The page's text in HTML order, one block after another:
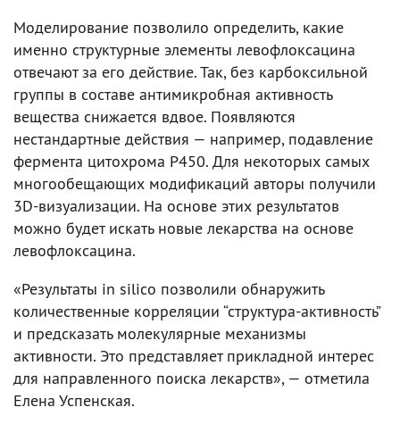
Моделирование позволило определить, какие
именно структурные элементы левофлоксацина
отвечают за его действие. Так, без карбоксильной
группы в составе антимикробная активность
вещества снижается вдвое. Появляются
нестандартные действия — например, подавление
фермента цитохрома P450. Для некоторых самых
многообещающих модификаций авторы получили
3D-визуализации. На основе этих результатов
можно будет искать новые лекарства на основе
левофлоксацина.
«Результаты in silico позволили обнаружить
количественные корреляции “структура-активность”
и предсказать молекулярные механизмы
активности. Это представляет прикладной интерес
для направленного поиска лекарств», — отметила
Елена Успенская.